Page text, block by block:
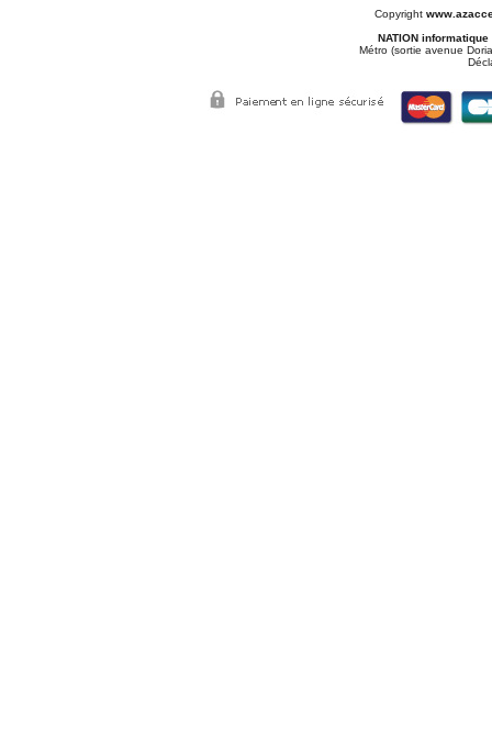
Copyright
NATION informatique
Métro (sortie avenue